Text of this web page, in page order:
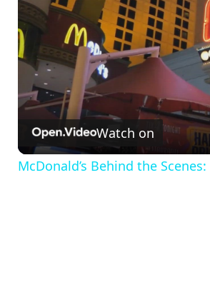
Watch on
McDonald’s Behind the